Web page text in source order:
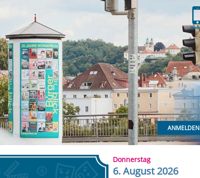
ANMELDEN
Donnerstag
6. August 2026